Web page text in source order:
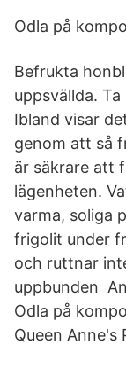
Odla på
Befrukta
uppsvällda.
Ibland visar
genom att så
är säkrare att
lägenheten.
varma, soliga
frigolit under
och ruttnar
uppbunden
Odla på
Queen